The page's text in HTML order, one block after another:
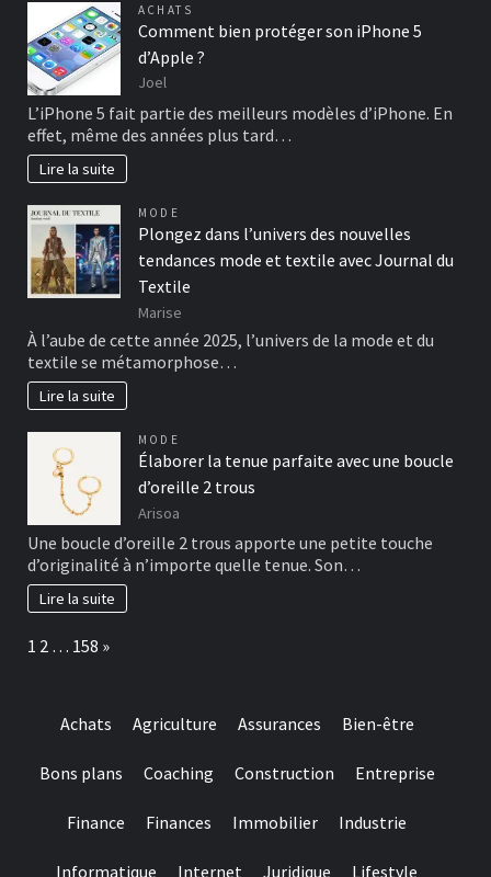
ACHATS
Comment bien protéger son iPhone 5
d’Apple ?
Joel
L’iPhone 5 fait partie des meilleurs modèles d’iPhone. En
effet, même des années plus tard…
Lire la suite
MODE
Plongez dans l’univers des nouvelles
tendances mode et textile avec Journal du
Textile
Marise
À l’aube de cette année 2025, l’univers de la mode et du
textile se métamorphose…
Lire la suite
MODE
Élaborer la tenue parfaite avec une boucle
d’oreille 2 trous
Arisoa
Une boucle d’oreille 2 trous apporte une petite touche
d’originalité à n’importe quelle tenue. Son…
Lire la suite
Page:
1 2 … 158 Next
»
Achats Agriculture Assurances Bien-être
Bons plans Coaching Construction Entreprise
Finance Finances Immobilier Industrie
Informatique Internet Juridique Lifestyle